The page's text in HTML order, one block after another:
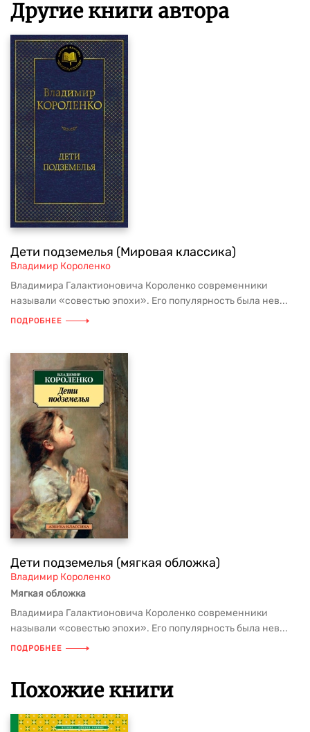
Другие книги автора
Дети подземелья (Мировая классика)
Владимир Короленко
Владимира Галактионовича Короленко современники
называли «совестью эпохи». Его популярность была нев...
ПОДРОБНЕЕ
Дети подземелья (мягкая обложка)
Владимир Короленко
Мягкая обложка
Владимира Галактионовича Короленко современники
называли «совестью эпохи». Его популярность была нев...
ПОДРОБНЕЕ
Похожие книги